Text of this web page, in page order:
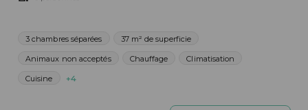
3 chambres séparées 37 m² de superficie
Animaux non acceptés Chauffage Climatisation
Cuisine +4